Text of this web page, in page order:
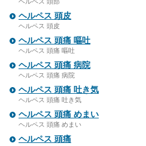
ヘルペス 頭皮
ヘルペス 頭皮
ヘルペス 頭痛 嘔吐
ヘルペス 頭痛 嘔吐
ヘルペス 頭痛 病院
ヘルペス 頭痛 病院
ヘルペス 頭痛 吐き気
ヘルペス 頭痛 吐き気
ヘルペス 頭痛 めまい
ヘルペス 頭痛 めまい
ヘルペス 頭痛